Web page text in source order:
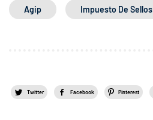
Agip Impuesto De Sellos
Twitter Facebook Pinterest